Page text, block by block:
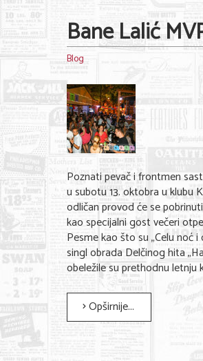
Bane Lalić
Blog
Poznati pevač i frontmen
u subotu 13. oktobra u klubu
odličan provod će se
kao specijalni gost večeri
Pesme kao što su „Celu noć
singl obrada Delčinog hita
obeležile su prethodnu letnju
Opširnije...